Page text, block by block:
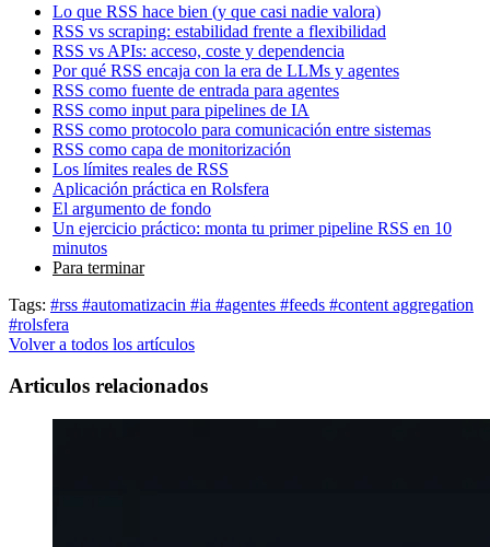
Lo que RSS hace bien (y que casi nadie valora)
RSS vs scraping: estabilidad frente a flexibilidad
RSS vs APIs: acceso, coste y dependencia
Por qué RSS encaja con la era de LLMs y agentes
RSS como fuente de entrada para agentes
RSS como input para pipelines de IA
RSS como protocolo para comunicación entre sistemas
RSS como capa de monitorización
Los límites reales de RSS
Aplicación práctica en Rolsfera
El argumento de fondo
Un ejercicio práctico: monta tu primer pipeline RSS en 10
minutos
Para terminar
Tags: #rss #automatizacin #ia #agentes #feeds #content aggregation
#rolsfera
Volver a todos los artículos
Articulos relacionados